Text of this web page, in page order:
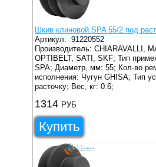
Шкив клиновой SPA 55/2 под
Артикул:91220552
Производитель: CHIARAVALLI,
OPTIBELT, SATI, SKF; Тип
SPA; Диаметр, мм: 55; Кол-во
исполнения: Чугун GHISA; Тип
расточку; Вес, кг: 0.6;
1314 РУБ
Купить